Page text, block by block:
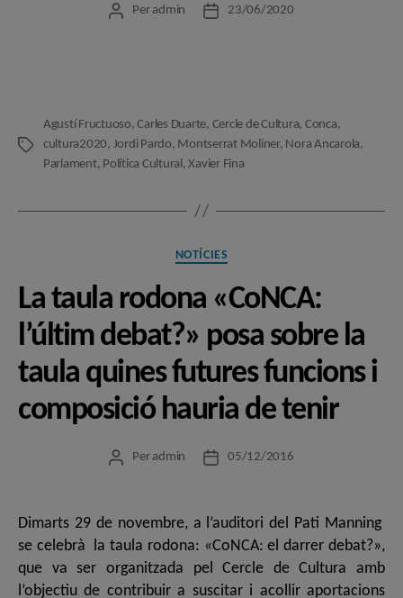
Autor
Per admin
Data23/06/2020
Etiquetes
Agustí Fructuoso,Carles Duarte, Cercle de Cultura, Conca,
cultura2020, Jordi Pardo, Montserrat Moliner, Nora Ancarola,
Parlament, Política Cultural ,Xavier Fina
Categories
NOTÍCIES
La taula rodona «CoNCA:
l’últim debat?» posa sobre la
taula quines futures funcions i
composició hauria de tenir
Autor
Per admin
Data05/12/2016
Dimarts 29 de novembre, a l’auditori del Pati Manning
se celebrà la taula rodona: «CoNCA: el darrer debat?»,
que va ser organitzada pel Cercle de Cultura amb
l’objectiu de contribuir a suscitar i acollir aportacions